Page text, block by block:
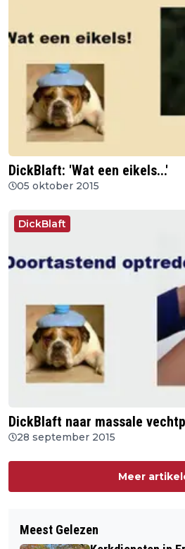
DickBlaft: 'Wat een eikels...'
05 oktober 2015
DickBlaft
DickBlaft naar massale
28 september 2015
Meer
Meest Gelezen